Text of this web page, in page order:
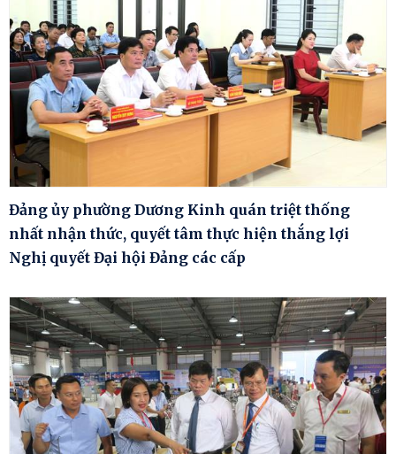
Đảng ủy phường Dương Kinh quán triệt thống
nhất nhận thức, quyết tâm thực hiện thắng lợi
Nghị quyết Đại hội Đảng các cấp